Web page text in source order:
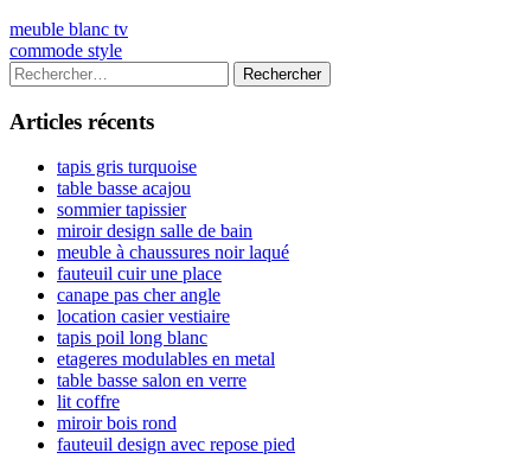
Navigation
de
l’article
Previous
article:
meuble blanc tv
Next
article:
commode style
Colonne
latérale
principale
Rechercher :
Articles récents
tapis gris turquoise
table basse acajou
sommier tapissier
miroir design salle de bain
meuble à chaussures noir laqué
fauteuil cuir une place
canape pas cher angle
location casier vestiaire
tapis poil long blanc
etageres modulables en metal
table basse salon en verre
lit coffre
miroir bois rond
fauteuil design avec repose pied